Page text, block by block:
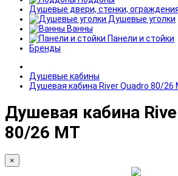
Душевые двери, стенки,
Душевые уголки
Ванны
Панели и стойки
Бренды
Душевые кабины
Душевая кабина River Quadro 80/26
Душевая кабина
80/26 МТ
×